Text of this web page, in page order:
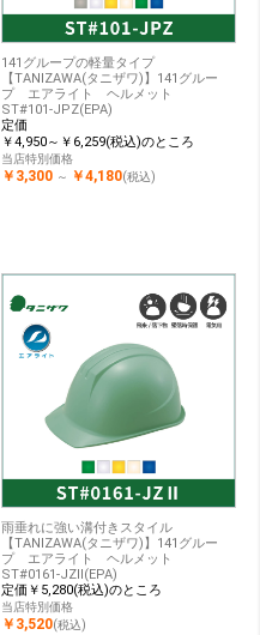
141グループの軽量タイプ
【TANIZAWA(タニザワ)】141グルー
プ エアライト ヘルメット
ST#101-JPZ(EPA)
定価
￥4,950～￥6,259(税込)のところ
当店特別価格
￥3,300 ～ ￥4,180(税込)
雨垂れに強い溝付きスタイル
【TANIZAWA(タニザワ)】141グルー
プ エアライト ヘルメット
ST#0161-JZⅡ(EPA)
定価￥5,280(税込)のところ
当店特別価格
￥3,520(税込)